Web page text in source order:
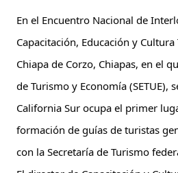
En el Encuentro Nacional de
Capacitación, Educación y
Chiapa de Corzo, Chiapas, en el
de Turismo y Economía (SETUE),
California Sur ocupa el primer
formación de guías de turistas
con la Secretaría de Turismo